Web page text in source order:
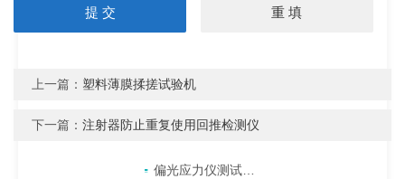
上一篇： 塑料薄膜揉搓试验机
下一篇：注射器防止重复使用回推检测仪
相关文章 偏光应力仪测试结果的精准度受哪些因素影响